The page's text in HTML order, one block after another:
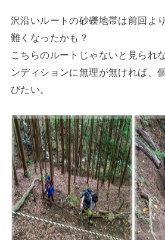
沢沿いルートの砂礫地帯は前回よ
難くなったかも？
こちらのルートじゃないと見られ
ンディションに無理が無ければ、
びたい。